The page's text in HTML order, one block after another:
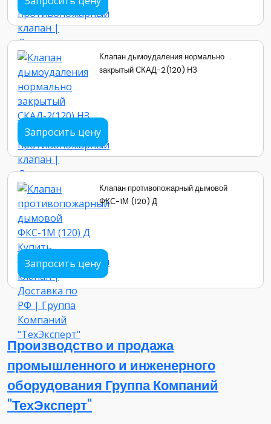
Клапан дымоудаления нормально
закрытый СКАД-2(120) НЗ
Запросить цену
Клапан противопожарный дымовой
ФКС-1М (120) Д
Запросить цену
Производство и продажа
промышленного и инженерного
оборудования Группа Компаний
"ТехЭксперт"